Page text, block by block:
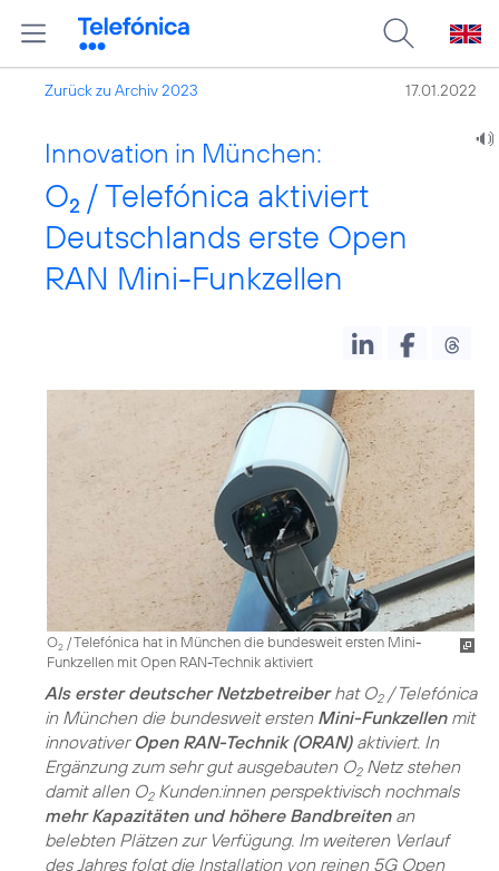
Zurück zu Archiv 2023 17.01.2022
Innovation in München:
O2 / Telefónica aktiviert
Deutschlands erste Open
RAN Mini-Funkzellen
O2 / Telefónica hat in München die bundesweit ersten Mini-
Funkzellen mit Open RAN-Technik aktiviert
Als erster deutscher Netzbetreiberhat O2/ Telefónica
in München die bundesweit ersten Mini-Funkzellenmit
innovativer Open RAN-Technik (ORAN)aktiviert. In
Ergänzung zum sehr gut ausgebauten O2Netz stehen
damit allen O2Kunden:innen perspektivisch nochmals
mehr Kapazitäten und höhere Bandbreitenan
belebten Plätzen zur Verfügung. Im weiteren Verlauf
des Jahres folgt die Installation von reinen 5G Open